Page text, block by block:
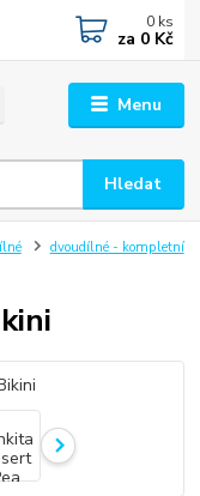
Menu
Hledat
0 ks
za 0 Kč
dvoudílné - kompletní